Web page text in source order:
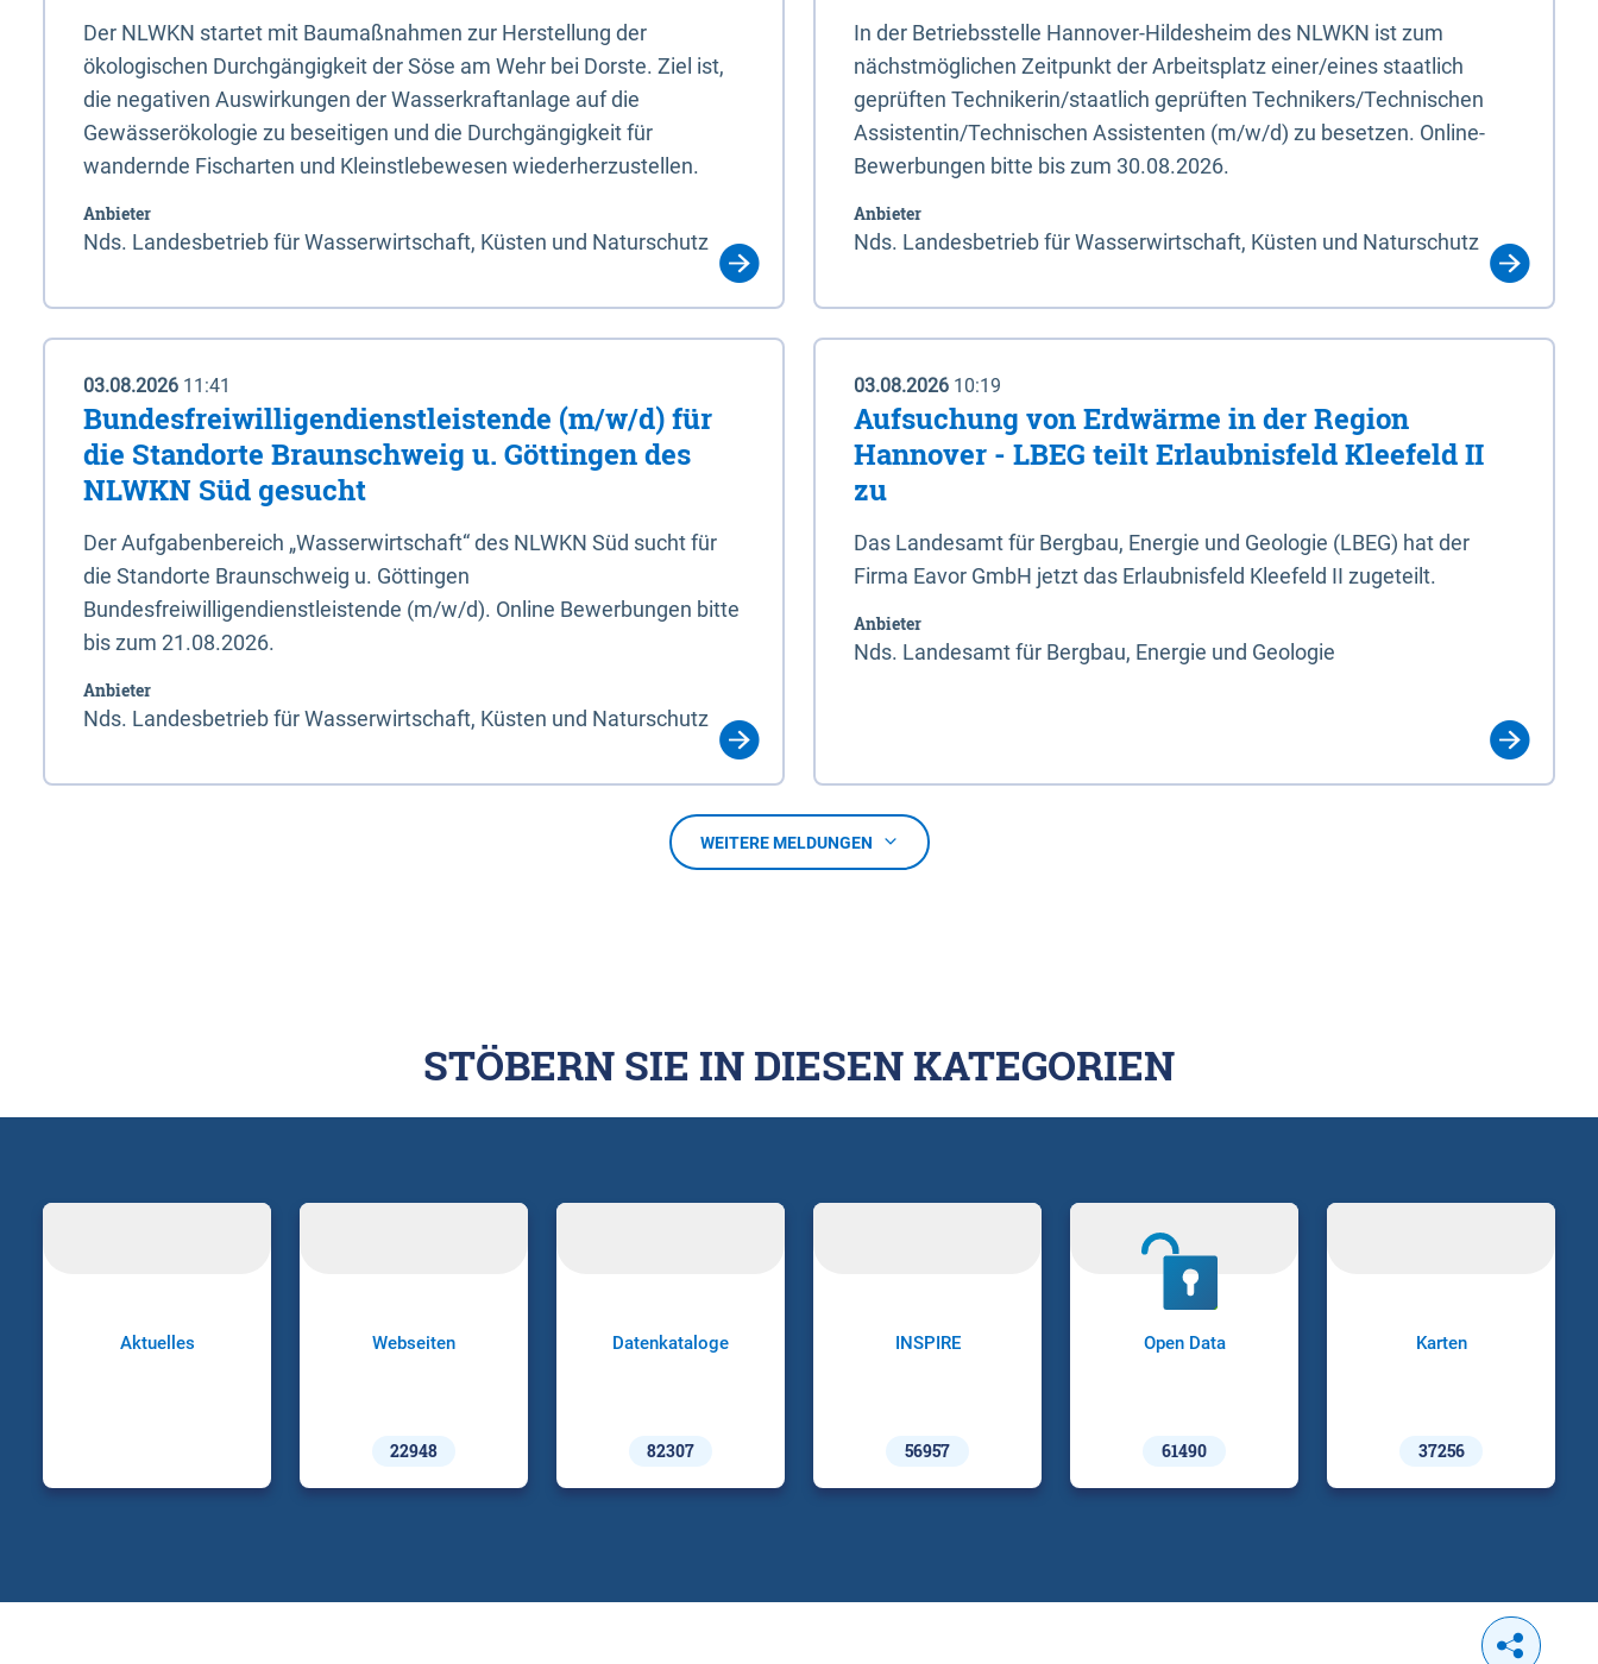
Der NLWKN startet mit Baumaßnahmen zur Herstellung der
ökologischen Durchgängigkeit der Söse am Wehr bei Dorste. Ziel ist,
die negativen Auswirkungen der Wasserkraftanlage auf die
Gewässerökologie zu beseitigen und die Durchgängigkeit für
wandernde Fischarten und Kleinstlebewesen wiederherzustellen.
Anbieter
Nds. Landesbetrieb für Wasserwirtschaft, Küsten und Naturschutz
In der Betriebsstelle Hannover-Hildesheim des NLWKN ist zum
nächstmöglichen Zeitpunkt der Arbeitsplatz einer/eines staatlich
geprüften Technikerin/staatlich geprüften Technikers/Technischen
Assistentin/Technischen Assistenten (m/w/d) zu besetzen. Online-
Bewerbungen bitte bis zum 30.08.2026.
Anbieter
Nds. Landesbetrieb für Wasserwirtschaft, Küsten und Naturschutz
03.08.2026 11:41
Bundesfreiwilligendienstleistende (m/w/d) für
die Standorte Braunschweig u. Göttingen des
NLWKN Süd gesucht
Der Aufgabenbereich „Wasserwirtschaft“ des NLWKN Süd sucht für
die Standorte Braunschweig u. Göttingen
Bundesfreiwilligendienstleistende (m/w/d). Online Bewerbungen bitte
bis zum 21.08.2026.
Anbieter
Nds. Landesbetrieb für Wasserwirtschaft, Küsten und Naturschutz
03.08.2026 10:19
Aufsuchung von Erdwärme in der Region
Hannover - LBEG teilt Erlaubnisfeld Kleefeld II
zu
Das Landesamt für Bergbau, Energie und Geologie (LBEG) hat der
Firma Eavor GmbH jetzt das Erlaubnisfeld Kleefeld II zugeteilt.
Anbieter
Nds. Landesamt für Bergbau, Energie und Geologie
WEITERE MELDUNGEN
STÖBERN SIE IN DIESEN KATEGORIEN
Aktuelles Webseiten
22948
Datenkataloge
82307
INSPIRE
56957
Open Data
61490
Karten
37256